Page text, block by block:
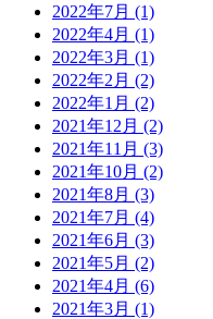
2022年7月 (1)
2022年4月 (1)
2022年3月 (1)
2022年2月 (2)
2022年1月 (2)
2021年12月 (2)
2021年11月 (3)
2021年10月 (2)
2021年8月 (3)
2021年7月 (4)
2021年6月 (3)
2021年5月 (2)
2021年4月 (6)
2021年3月 (1)